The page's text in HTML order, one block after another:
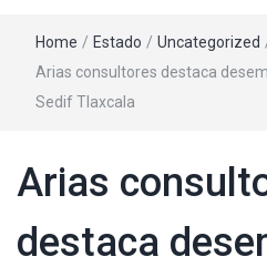
Home / Estado / Uncategorized
Arias consultores destaca
Sedif Tlaxcala
Arias
destaca